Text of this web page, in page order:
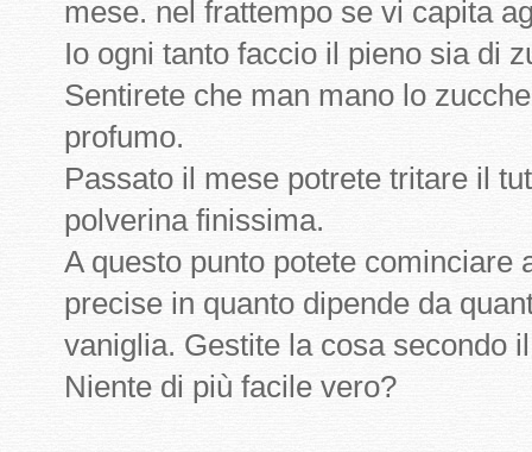
mese. nel frattempo se vi capita
Io ogni tanto faccio il pieno sia di
Sentirete che man mano lo
profumo.
Passato il mese potrete tritare il
polverina finissima.
A questo punto potete cominciare
precise in quanto dipende da
vaniglia. Gestite la cosa secondo
Niente di più facile vero?